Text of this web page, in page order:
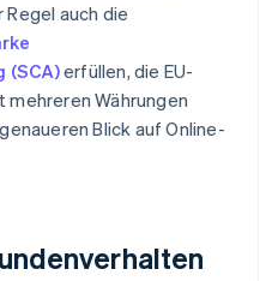
auch die
erfüllen, die EU-
mehreren Währungen
Blick auf Online-